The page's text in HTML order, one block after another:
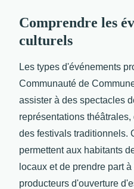
Comprendre les
culturels
Les types d'événements
Communauté de
assister à des spectacles
représentations
des festivals traditionnels.
permettent aux habitants
locaux et de prendre part
producteurs d'ouverture